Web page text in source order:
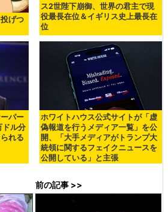
げつ
ス2世陛下崩御、世界の君主で現
役最長在位＆イギリス史上最長在
位
パー
ドル分
れる
ホワイトハウス公式サイトが「虚
偽報道を行うメディア一覧」を公
開、「大手メディアがトランプ大
統領に関するフェイクニュースを
公開している」と主張
前の記事 >>